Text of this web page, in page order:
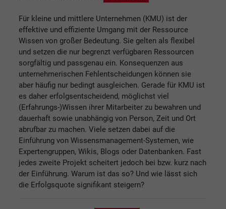
Für kleine und mittlere Unternehmen (KMU) ist der
effektive und effiziente Umgang mit der Ressource
Wissen von großer Bedeutung. Sie gelten als flexibel
und setzen die nur begrenzt verfügbaren Ressourcen
sorgfältig und passgenau ein. Konsequenzen aus
unternehmerischen Fehlentscheidungen können sie
aber häufig nur bedingt ausgleichen. Gerade für KMU ist
es daher erfolgsentscheidend, möglichst viel
(Erfahrungs-)Wissen ihrer Mitarbeiter zu bewahren und
dauerhaft sowie unabhängig von Person, Zeit und Ort
abrufbar zu machen. Viele setzen dabei auf die
Einführung von Wissensmanagement-Systemen, wie
Expertengruppen, Wikis, Blogs oder Datenbanken. Fast
jedes zweite Projekt scheitert jedoch bei bzw. kurz nach
der Einführung. Warum ist das so? Und wie lässt sich
die Erfolgsquote signifikant steigern?